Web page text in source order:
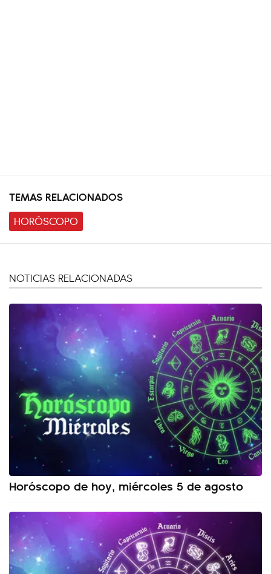
TEMAS RELACIONADOS
HORÓSCOPO
NOTICIAS RELACIONADAS
Horóscopo de hoy, miércoles 5 de agosto